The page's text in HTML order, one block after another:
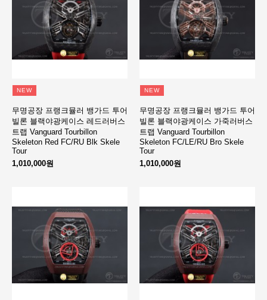
NEW
무명공장 프랭크뮬러 뱅가드 투어
빌론 블랙야광케이스 레드러버스
트랩 Vanguard Tourbillon
Skeleton Red FC/RU Blk Skele
Tour
1,010,000원
NEW
무명공장 프랭크뮬러 뱅가드 투어
빌론 블랙야광케이스 가죽러버스
트랩 Vanguard Tourbillon
Skeleton FC/LE/RU Bro Skele
Tour
1,010,000원